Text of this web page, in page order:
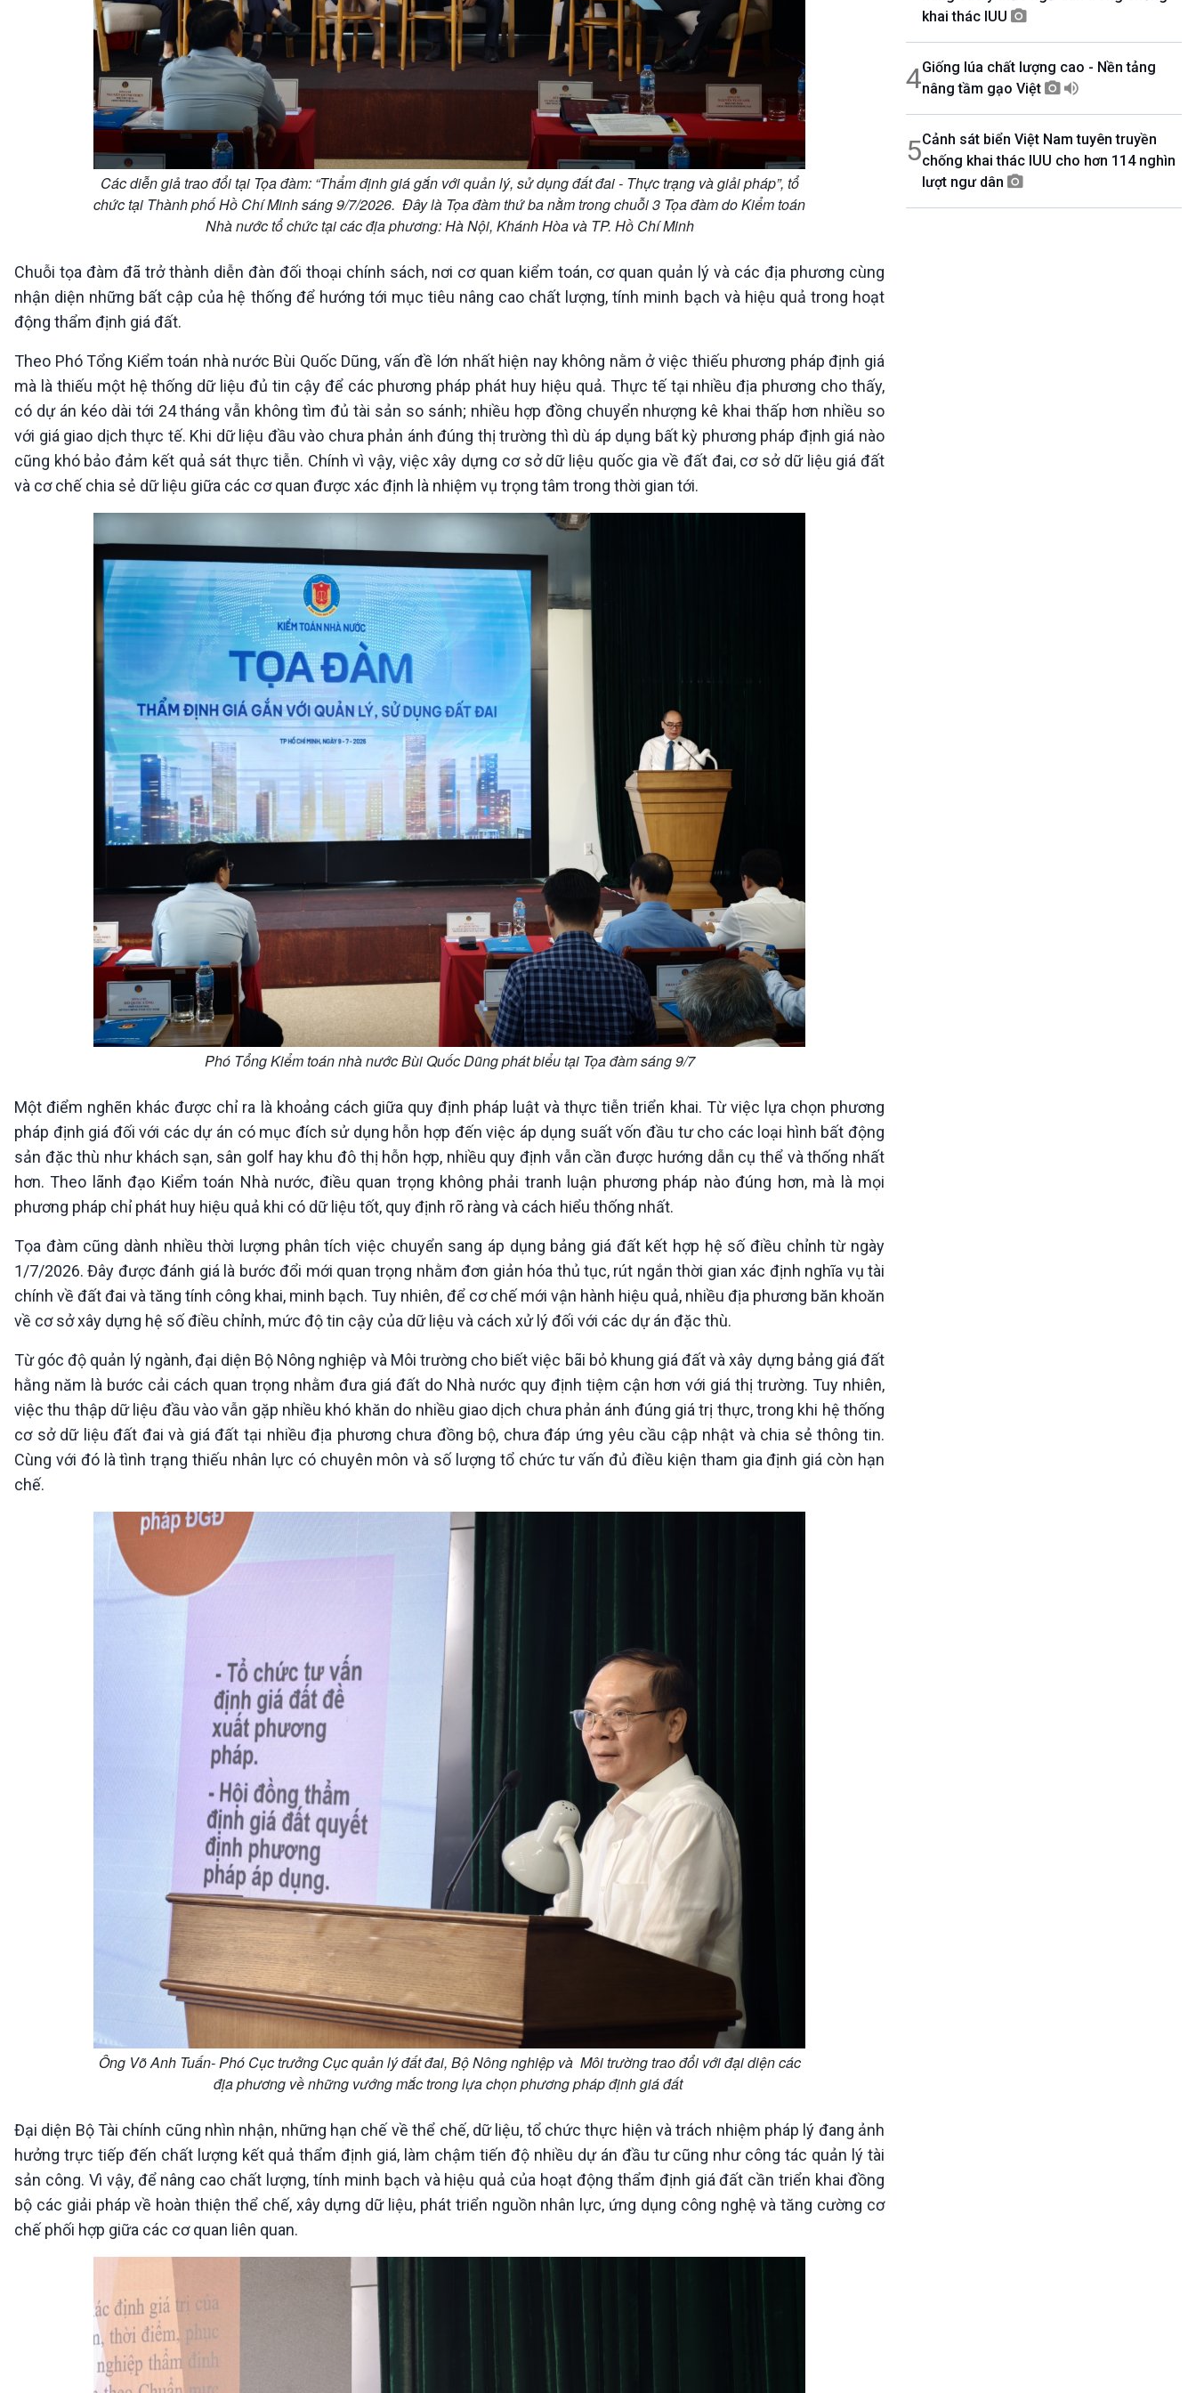
Các diễn giả trao đổi tại Tọa đàm: “Thẩm định giá gắn với quản lý, sử dụng đất đai - Thực trạng và giải pháp”, tổ
chức tại Thành phố Hồ Chí Minh sáng 9/7/2026. Đây là Tọa đàm thứ ba nằm trong chuỗi 3 Tọa đàm do Kiểm toán
Nhà nước tổ chức tại các địa phương: Hà Nội, Khánh Hòa và TP. Hồ Chí Minh
Chuỗi tọa đàm đã trở thành diễn đàn đối thoại chính sách, nơi cơ quan kiểm toán, cơ quan quản lý và các địa phương cùng
nhận diện những bất cập của hệ thống để hướng tới mục tiêu nâng cao chất lượng, tính minh bạch và hiệu quả trong hoạt
động thẩm định giá đất.
Theo Phó Tổng Kiểm toán nhà nước Bùi Quốc Dũng, vấn đề lớn nhất hiện nay không nằm ở việc thiếu phương pháp định giá
mà là thiếu một hệ thống dữ liệu đủ tin cậy để các phương pháp phát huy hiệu quả. Thực tế tại nhiều địa phương cho thấy,
có dự án kéo dài tới 24 tháng vẫn không tìm đủ tài sản so sánh; nhiều hợp đồng chuyển nhượng kê khai thấp hơn nhiều so
với giá giao dịch thực tế. Khi dữ liệu đầu vào chưa phản ánh đúng thị trường thì dù áp dụng bất kỳ phương pháp định giá nào
cũng khó bảo đảm kết quả sát thực tiễn. Chính vì vậy, việc xây dựng cơ sở dữ liệu quốc gia về đất đai, cơ sở dữ liệu giá đất
và cơ chế chia sẻ dữ liệu giữa các cơ quan được xác định là nhiệm vụ trọng tâm trong thời gian tới.
Phó Tổng Kiểm toán nhà nước Bùi Quốc Dũng phát biểu tại Tọa đàm sáng 9/7
Một điểm nghẽn khác được chỉ ra là khoảng cách giữa quy định pháp luật và thực tiễn triển khai. Từ việc lựa chọn phương
pháp định giá đối với các dự án có mục đích sử dụng hỗn hợp đến việc áp dụng suất vốn đầu tư cho các loại hình bất động
sản đặc thù như khách sạn, sân golf hay khu đô thị hỗn hợp, nhiều quy định vẫn cần được hướng dẫn cụ thể và thống nhất
hơn. Theo lãnh đạo Kiểm toán Nhà nước, điều quan trọng không phải tranh luận phương pháp nào đúng hơn, mà là mọi
phương pháp chỉ phát huy hiệu quả khi có dữ liệu tốt, quy định rõ ràng và cách hiểu thống nhất.
Tọa đàm cũng dành nhiều thời lượng phân tích việc chuyển sang áp dụng bảng giá đất kết hợp hệ số điều chỉnh từ ngày
1/7/2026. Đây được đánh giá là bước đổi mới quan trọng nhằm đơn giản hóa thủ tục, rút ngắn thời gian xác định nghĩa vụ tài
chính về đất đai và tăng tính công khai, minh bạch. Tuy nhiên, để cơ chế mới vận hành hiệu quả, nhiều địa phương băn khoăn
về cơ sở xây dựng hệ số điều chỉnh, mức độ tin cậy của dữ liệu và cách xử lý đối với các dự án đặc thù.
Từ góc độ quản lý ngành, đại diện Bộ Nông nghiệp và Môi trường cho biết việc bãi bỏ khung giá đất và xây dựng bảng giá đất
hằng năm là bước cải cách quan trọng nhằm đưa giá đất do Nhà nước quy định tiệm cận hơn với giá thị trường. Tuy nhiên,
việc thu thập dữ liệu đầu vào vẫn gặp nhiều khó khăn do nhiều giao dịch chưa phản ánh đúng giá trị thực, trong khi hệ thống
cơ sở dữ liệu đất đai và giá đất tại nhiều địa phương chưa đồng bộ, chưa đáp ứng yêu cầu cập nhật và chia sẻ thông tin.
Cùng với đó là tình trạng thiếu nhân lực có chuyên môn và số lượng tổ chức tư vấn đủ điều kiện tham gia định giá còn hạn
chế.
Ông Võ Anh Tuấn- Phó Cục trưởng Cục quản lý đất đai, Bộ Nông nghiệp và Môi trường trao đổi với đại diện các
địa phương về những vướng mắc trong lựa chọn phương pháp định giá đất
Đại diện Bộ Tài chính cũng nhìn nhận, những hạn chế về thể chế, dữ liệu, tổ chức thực hiện và trách nhiệm pháp lý đang ảnh
hưởng trực tiếp đến chất lượng kết quả thẩm định giá, làm chậm tiến độ nhiều dự án đầu tư cũng như công tác quản lý tài
sản công. Vì vậy, để nâng cao chất lượng, tính minh bạch và hiệu quả của hoạt động thẩm định giá đất cần triển khai đồng
bộ các giải pháp về hoàn thiện thể chế, xây dựng dữ liệu, phát triển nguồn nhân lực, ứng dụng công nghệ và tăng cường cơ
chế phối hợp giữa các cơ quan liên quan.
khai thác IUU
4Giống lúa chất lượng cao - Nền tảng
nâng tầm gạo Việt
5Cảnh sát biển Việt Nam tuyên truyền
chống khai thác IUU cho hơn 114 nghìn
lượt ngư dân